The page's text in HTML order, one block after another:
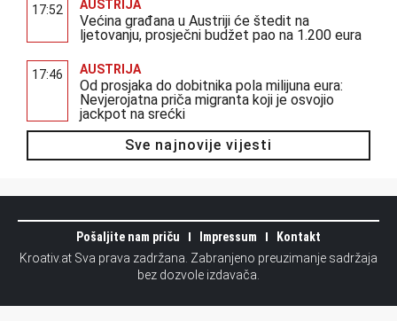
17:52 AUSTRIJA
Većina građana u Austriji će štedit na
ljetovanju, prosječni budžet pao na 1.200 eura
17:46 AUSTRIJA
Od prosjaka do dobitnika pola milijuna eura:
Nevjerojatna priča migranta koji je osvojio
jackpot na srećki
Sve najnovije vijesti
Pošaljite nam priču Impressum
Kontakt
Kroativ.at Sva prava zadržana. Zabranjeno preuzimanje sadržaja
bez dozvole izdavača.